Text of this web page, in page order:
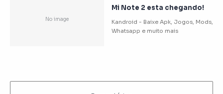
Mi Note 2 esta chegando!